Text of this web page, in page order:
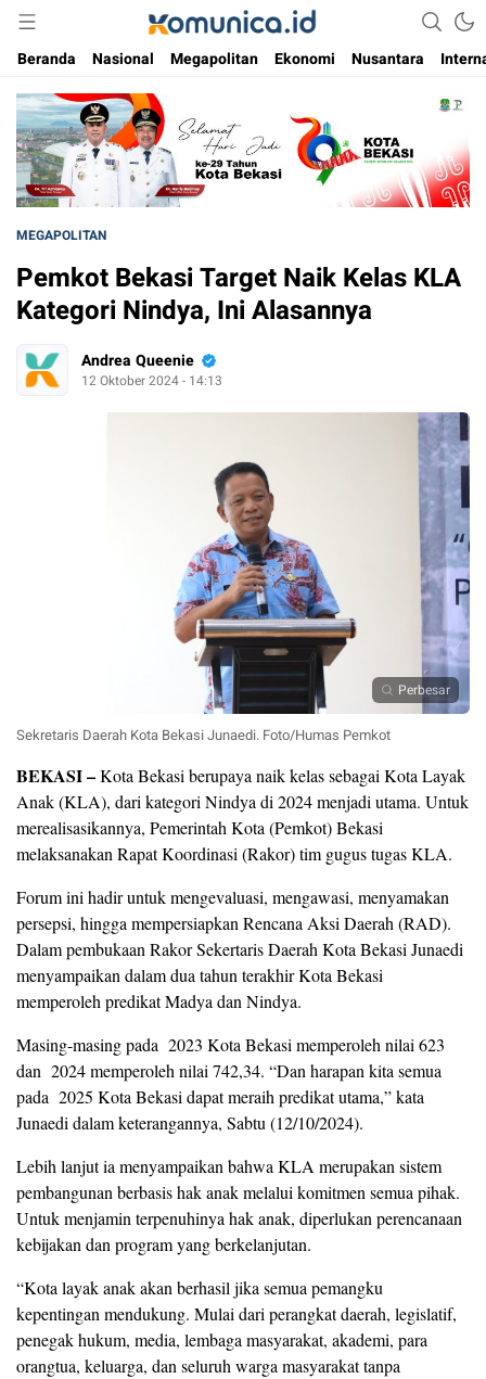
Komunica
Media Informasi Masa Kini
Beranda
Nasional Megapolitan Ekonomi Nusantara
MEGAPOLITAN
Pemkot Bekasi Target Naik Kelas KLA
Kategori Nindya, Ini Alasannya
Andrea Queenie
12 Oktober 2024 - 14:13
Perbesar
Sekretaris Daerah Kota Bekasi Junaedi. Foto/Humas Pemkot
BEKASI –Kota Bekasi berupaya naik kelas sebagai Kota Layak
Anak (KLA), dari kategori Nindya di 2024 menjadi utama. Untuk
merealisasikannya, Pemerintah Kota (Pemkot) Bekasi
melaksanakan Rapat Koordinasi (Rakor) tim gugus tugas KLA.
Forum ini hadir untuk mengevaluasi, mengawasi, menyamakan
persepsi, hingga mempersiapkan Rencana Aksi Daerah (RAD).
Dalam pembukaan Rakor Sekertaris Daerah Kota Bekasi Junaedi
menyampaikan dalam dua tahun terakhir Kota Bekasi
memperoleh predikat Madya dan Nindya.
Masing-masing pada 2023 Kota Bekasi memperoleh nilai 623
dan 2024 memperoleh nilai 742,34. “Dan harapan kita semua
pada 2025 Kota Bekasi dapat meraih predikat utama,” kata
Junaedi dalam keterangannya, Sabtu (12/10/2024).
Lebih lanjut ia menyampaikan bahwa KLA merupakan sistem
pembangunan berbasis hak anak melalui komitmen semua pihak.
Untuk menjamin terpenuhinya hak anak, diperlukan perencanaan
kebijakan dan program yang berkelanjutan.
“Kota layak anak akan berhasil jika semua pemangku
kepentingan mendukung. Mulai dari perangkat daerah, legislatif,
penegak hukum, media, lembaga masyarakat, akademi, para
orangtua, keluarga, dan seluruh warga masyarakat tanpa